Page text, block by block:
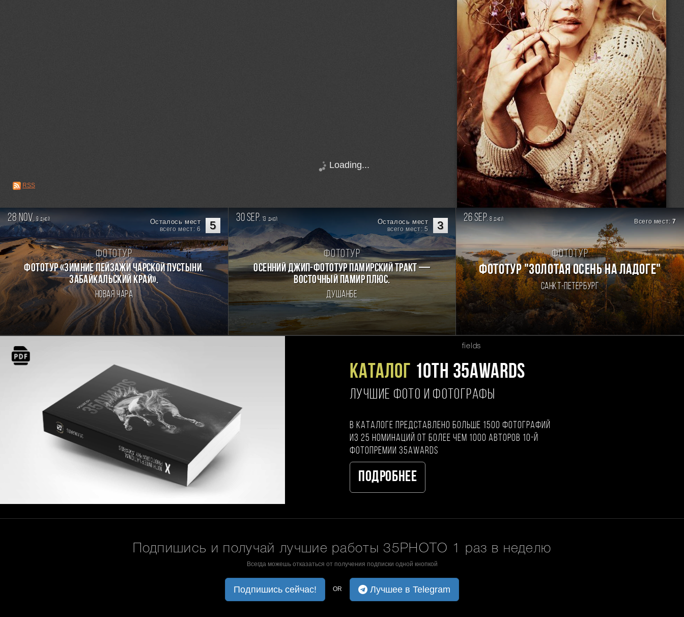
fields
Loading...
RSS
28 nov. 9дней 5
Осталось мест
всего мест: 6
Фототур
Фототур «Зимние пейзажи Чарской пустыни.
Забайкальский край».
Новая Чара
30 sep. 13 дней 3
Осталось мест
всего мест: 5
Фототур
Осенний джип-фототур Памирский Тракт —
Восточный Памир плюс.
Душанбе
26 sep. 8дней Всего мест:7
Фототур
ФОТОТУР "ЗОЛОТАЯ ОСЕНЬ НА ЛАДОГЕ"
Санкт-Петербург
Каталог 10TH 35AWARDS
ЛУЧШИЕ ФОТО И ФОТОГРАФЫ
В каталоге представлено больше 1500 фотографий
из 25 номинаций от более чем 1000 авторов 10-й
фотопремии 35AWARDS
Подробнее
Подпишись и получай лучшие работы 35PHOTO 1 раз в неделю
Всегда можешь отказаться от получения подписки одной кнопкой
Подпишись сейчас! OR Лучшее в Telegram